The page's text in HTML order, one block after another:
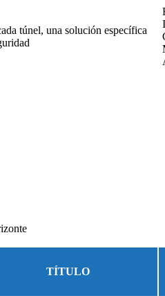
túnel, una solución específica
TÍTULO